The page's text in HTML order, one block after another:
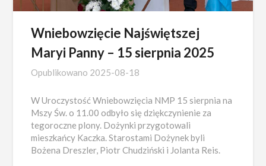
Wniebowzięcie Najświętszej
Maryi Panny – 15 sierpnia 2025
Opublikowano 2025-08-18
W Uroczystość Wniebowzięcia NMP 15 sierpnia na
Mszy Św. o 11.00 odbyło się dziękczynienie za
tegoroczne plony. Dożynki przygotowali
mieszkańcy Kaczka. Starostami Dożynek byli
Bożena Dreszler, Piotr Chudziński i Jolanta Reis.